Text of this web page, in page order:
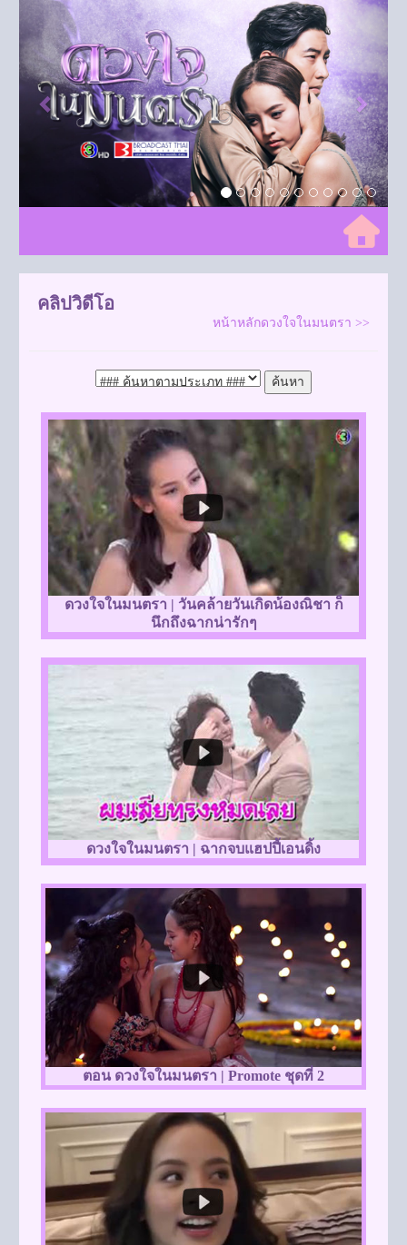
Previous Next
คลิปวิดีโอ
หน้าหลักดวงใจในมนตรา >>
ดวงใจในมนตรา | วันคล้ายวันเกิดน้องณิชา ก็
นึกถึงฉากน่ารักๆ
ดวงใจในมนตรา | ฉากจบแฮปปี้เอนดิ้ง
ตอน ดวงใจในมนตรา | Promote ชุดที่ 2